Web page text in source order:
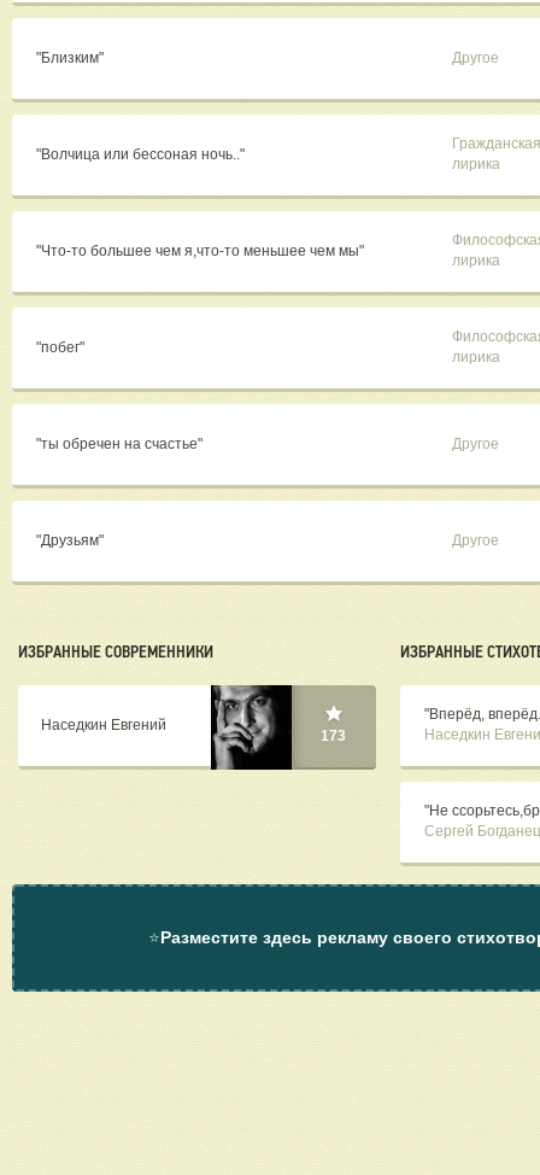
"Близким" Другое
"Волчица или бессоная ночь.."
Гражданская
лирика
"Что-то большее чем я,что-то меньшее чем мы"
лирика
"побег"
лирика
"ты обречен на счастье" Другое
"Друзьям" Другое
ИЗБРАННЫЕ СОВРЕМЕННИКИ
Наседкин Евгений
173
ИЗБРАННЫЕ
"Вперёд,
Наседкин
"Не
Сергей Богданец
⭐Разместите здесь рекламу своего